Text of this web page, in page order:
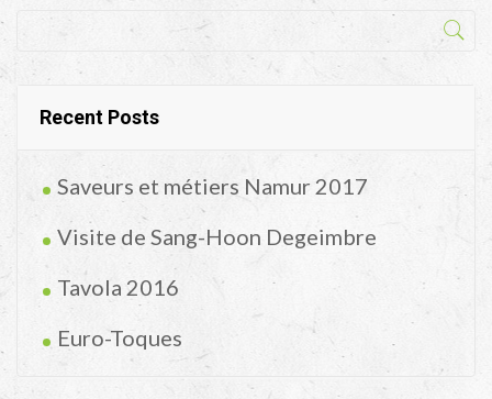
Recent Posts
Saveurs et métiers Namur 2017
Visite de Sang-Hoon Degeimbre
Tavola 2016
Euro-Toques